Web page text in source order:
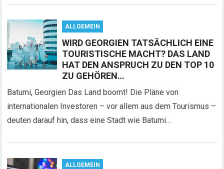
ALLGEMEIN
WIRD GEORGIEN TATSÄCHLICH EINE
TOURISTISCHE MACHT? DAS LAND
HAT DEN ANSPRUCH ZU DEN TOP 10
ZU GEHÖREN…
Batumi, Georgien Das Land boomt! Die Pläne von
internationalen Investoren – vor allem aus dem Tourismus –
deuten darauf hin, dass eine Stadt wie Batumi…
ALLGEMEIN